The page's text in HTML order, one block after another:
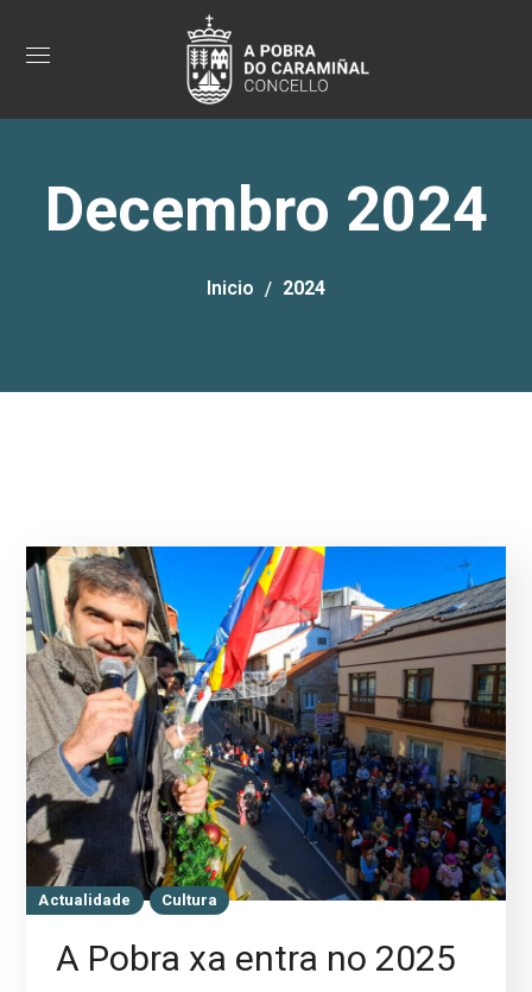
Decembro 2024
Inicio 2024
Actualidade Cultura
A Pobra xa entra no 2025